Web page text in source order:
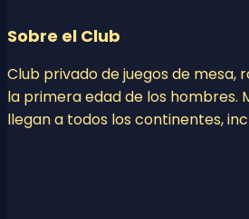
Sobre el Club
Club privado de juegos de mesa,
la primera edad de los hombres.
llegan a todos los continentes,